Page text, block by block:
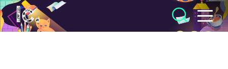
Illustratörcentrum